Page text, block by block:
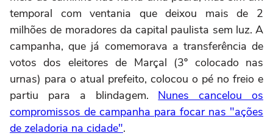
temporal com ventania que deixou mais de 2
milhões de moradores da capital paulista sem luz. A
campanha, que já comemorava a transferência de
votos dos eleitores de Marçal (3º colocado nas
urnas) para o atual prefeito, colocou o pé no freio e
partiu para a blindagem. Nunes cancelou os
compromissos de campanha para focar nas "ações
de zeladoria na cidade".